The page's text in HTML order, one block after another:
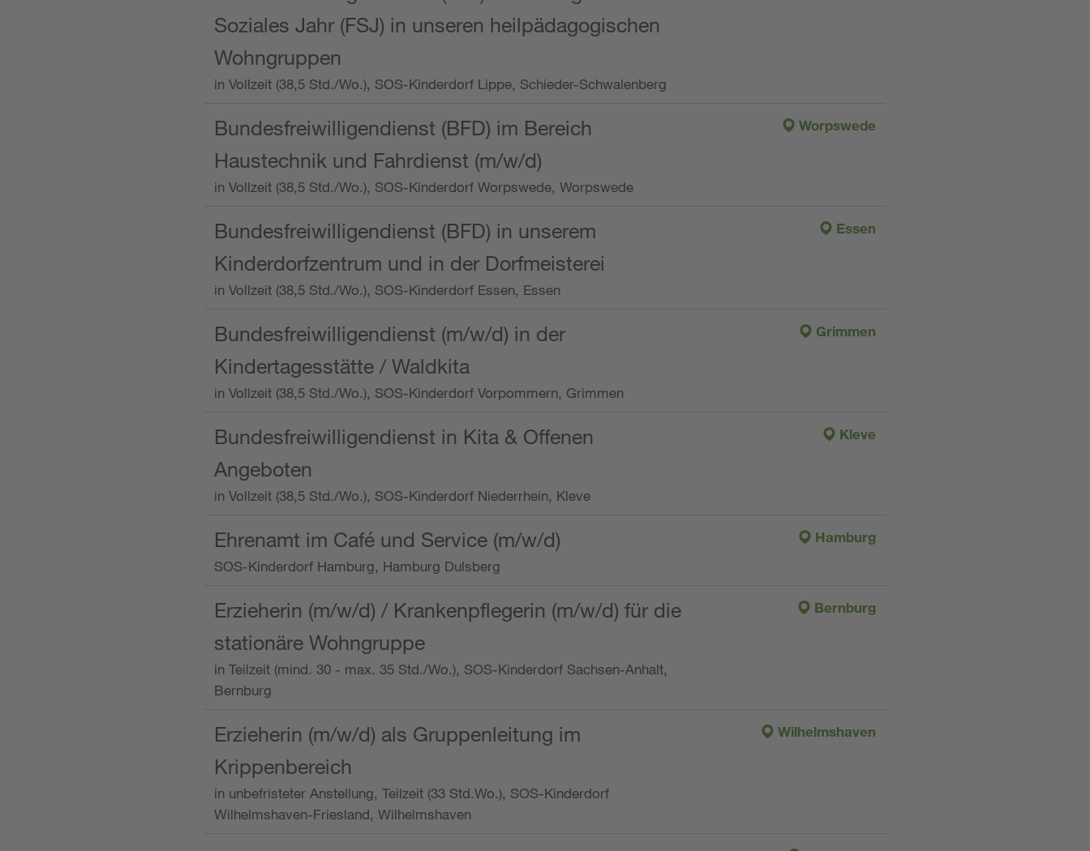
Soziales Jahr (FSJ) in unseren heilpädagogischen
Wohngruppen
in Vollzeit (38,5 Std./Wo.), SOS-Kinderdorf Lippe, Schieder-Schwalenberg
Bundesfreiwilligendienst (BFD) im Bereich
Haustechnik und Fahrdienst (m/w/d)
in Vollzeit (38,5 Std./Wo.), SOS-Kinderdorf Worpswede, Worpswede
Worpswede
Bundesfreiwilligendienst (BFD) in unserem
Kinderdorfzentrum und in der Dorfmeisterei
in Vollzeit (38,5 Std./Wo.), SOS-Kinderdorf Essen, Essen
Essen
Bundesfreiwilligendienst (m/w/d) in der
Kindertagesstätte / Waldkita
in Vollzeit (38,5 Std./Wo.), SOS-Kinderdorf Vorpommern, Grimmen
Grimmen
Bundesfreiwilligendienst in Kita & Offenen
Angeboten
in Vollzeit (38,5 Std./Wo.), SOS-Kinderdorf Niederrhein, Kleve
Kleve
Ehrenamt im Café und Service (m/w/d)
SOS-Kinderdorf Hamburg, Hamburg Dulsberg
Hamburg
Erzieherin (m/w/d) / Krankenpflegerin (m/w/d) für die
stationäre Wohngruppe
in Teilzeit (mind. 30 - max. 35 Std./Wo.), SOS-Kinderdorf Sachsen-Anhalt,
Bernburg
Bernburg
Erzieherin (m/w/d) als Gruppenleitung im
Krippenbereich
in unbefristeter Anstellung, Teilzeit (33 Std.Wo.), SOS-Kinderdorf
Wilhelmshaven-Friesland, Wilhelmshaven
Wilhelmshaven